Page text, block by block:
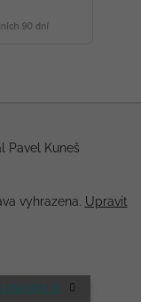
ESHOPU 🌸
Pavel Kuneš
vyhrazena. Upravit